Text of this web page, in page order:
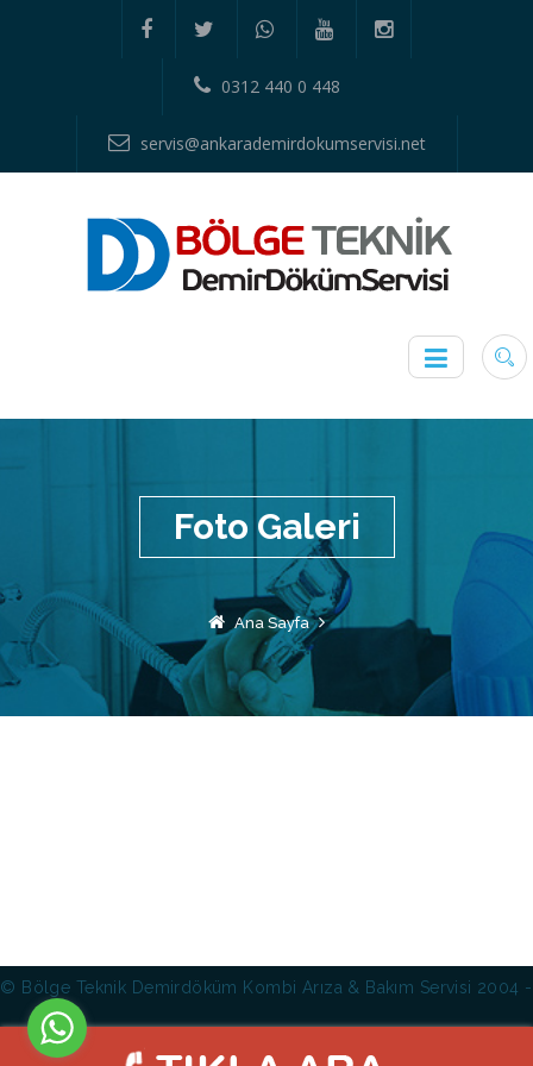
0312 440 0 448
servis@ankarademirdokumservisi.net
Foto Galeri
Ana Sayfa
© Bölge Teknik Demirdöküm Kombi Arıza & Bakım Servisi 2004 -
2019